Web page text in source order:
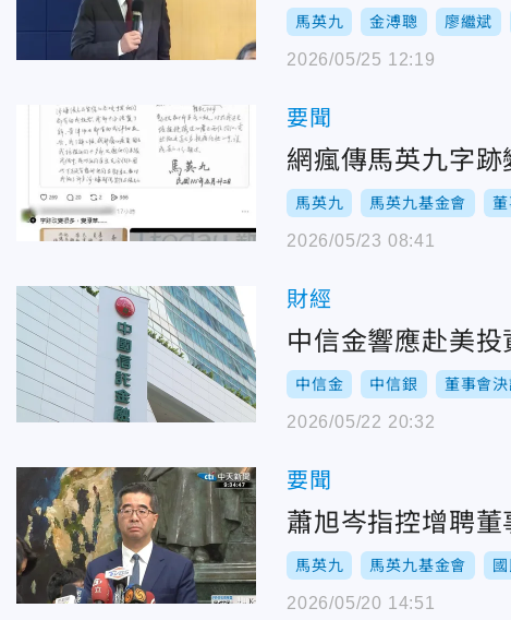
馬英九 金溥聰 廖繼斌
2026/05/25 12:19
要聞
網瘋傳馬英九字
馬英九 馬英九基金會
2026/05/23 08:41
財經
中信金響應赴美
中信金 中信銀 董事會決
2026/05/22 20:32
要聞
蕭旭岑指控增聘
馬英九 馬英九基金會
2026/05/20 14:51